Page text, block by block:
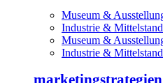
Museum &
Industrie & Mittelstand
Museum &
Industrie & Mittelstand
marketingstrategien